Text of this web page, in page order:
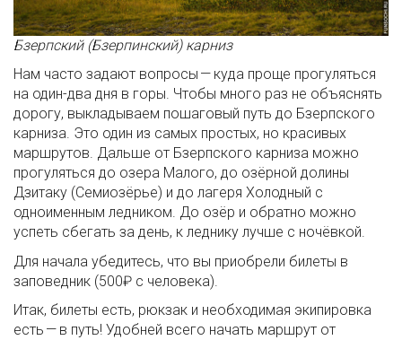
Бзерпский (Бзерпинский) карниз
Нам часто задают вопросы — куда проще прогуляться
на один-два дня в горы. Чтобы много раз не объяснять
дорогу, выкладываем пошаговый путь до Бзерпского
карниза. Это один из самых простых, но красивых
маршрутов. Дальше от Бзерпского карниза можно
прогуляться до озера Малого, до озёрной долины
Дзитаку (Семиозёрье) и до лагеря Холодный с
одноименным ледником. До озёр и обратно можно
успеть сбегать за день, к леднику лучше с ночёвкой.
Для начала убедитесь, что вы приобрели билеты в
заповедник (500₽ с человека).
Итак, билеты есть, рюкзак и необходимая экипировка
есть — в путь! Удобней всего начать маршрут от